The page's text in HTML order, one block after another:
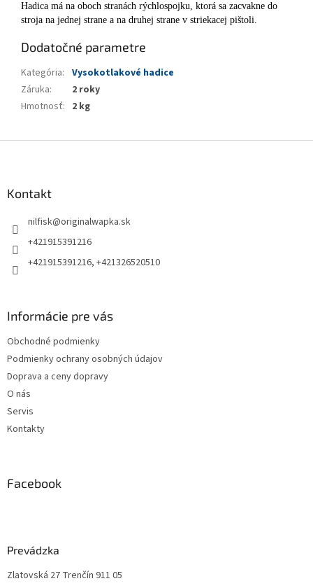
Hadica má na oboch stranách rýchlospojku, ktorá sa zacvakne do
stroja na jednej strane a na druhej strane v striekacej pištoli.
Dodatočné parametre
Kategória: Vysokotlakové hadice
Záruka:
2 roky
Hmotnosť: 2 kg
Kontakt
nilfisk@originalwapka.sk
+421915391216
+421915391216, +421326520510
Informácie pre vás
Obchodné podmienky
Podmienky ochrany osobných údajov
Doprava a ceny dopravy
O nás
Servis
Kontakty
Facebook
Prevádzka
Zlatovská 27 Trenčín 911 05